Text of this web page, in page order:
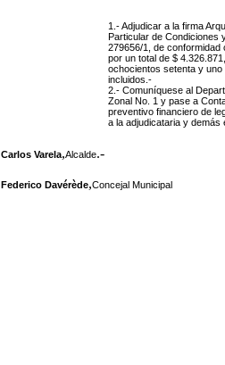
1.- Adjudicar a la firma
Particular de Condiciones
279656/1, de
por un total de $
ochocientos setenta y
incluidos.-
2.- Comuníquese al
Zonal No. 1 y pase a
preventivo financiero de
a la adjudicataria y demás
Carlos Varela,Alcalde.-
Federico Davérède,Concejal Municipal